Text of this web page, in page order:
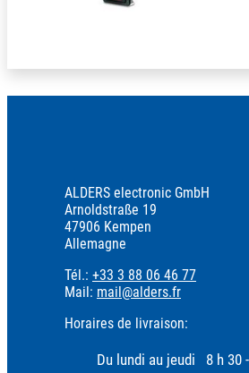
ALDERS electronic GmbH
Arnoldstraße 19
47906 Kempen
Allemagne
Tél.: +33 3 88 06 46 77
Mail: mail@alders.fr
Horaires de livraison:
Du lundi au jeudi
8 h 30